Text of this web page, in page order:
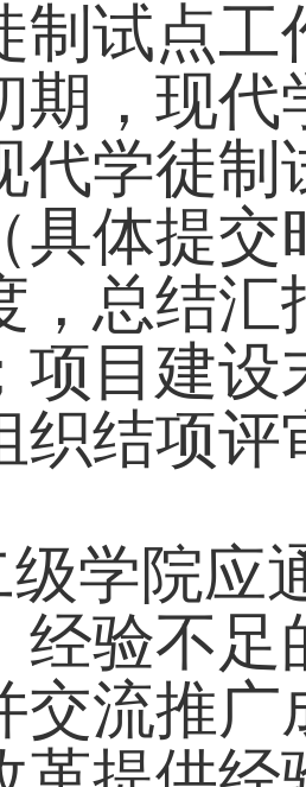
二份和
处组织
结果进
）试点
批现代
制试点
期，现
代学徒
具体提
，总结
项目建